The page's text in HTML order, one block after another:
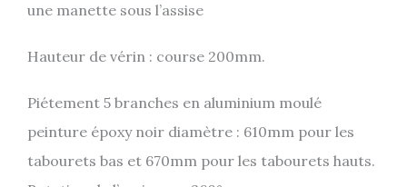
une manette sous l’assise
Hauteur de vérin : course 200mm.
Piétement 5 branches en aluminium moulé
peinture époxy noir diamètre : 610mm pour les
tabourets bas et 670mm pour les tabourets hauts.